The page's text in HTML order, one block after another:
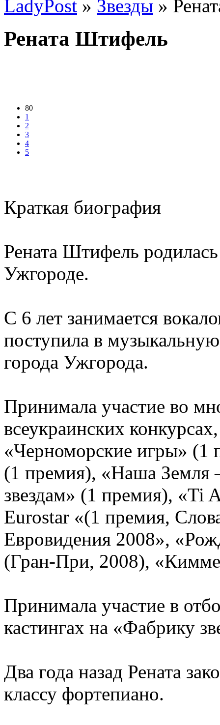
LadyPost » Звезды »
Рената Штифель
80
1
2
3
4
5
Краткая биография
Рената Штифель
Ужгороде.
С 6 лет занимается
поступила в
города Ужгорода.
Принимала участие во
всеукраинских
«Черноморские игры» (1
(1 премия), «Наша Земля
звездам» (1 премия), «Ti
Eurostar «(1 премия,
Евровидения 2008»,
(Гран-При, 2008),
Принимала участие в
кастингах на «Фабрику
Два года назад Рената
классу фортепиано.